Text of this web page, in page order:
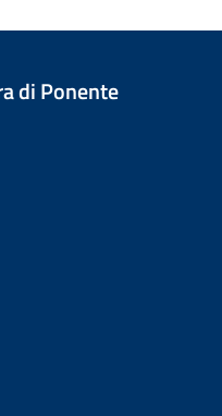
di Ponente